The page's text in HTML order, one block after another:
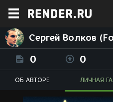
Сергей Волков
0 0
ОБ АВТОРЕ ЛИЧНАЯ